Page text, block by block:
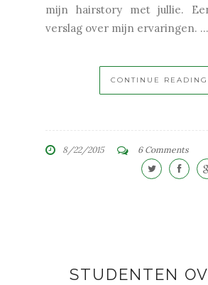
mijn hairstory met jullie.
verslag over mijn ervaringen. ...
CONTINUE READING
8/22/2015 6 Comments
STUDENTEN